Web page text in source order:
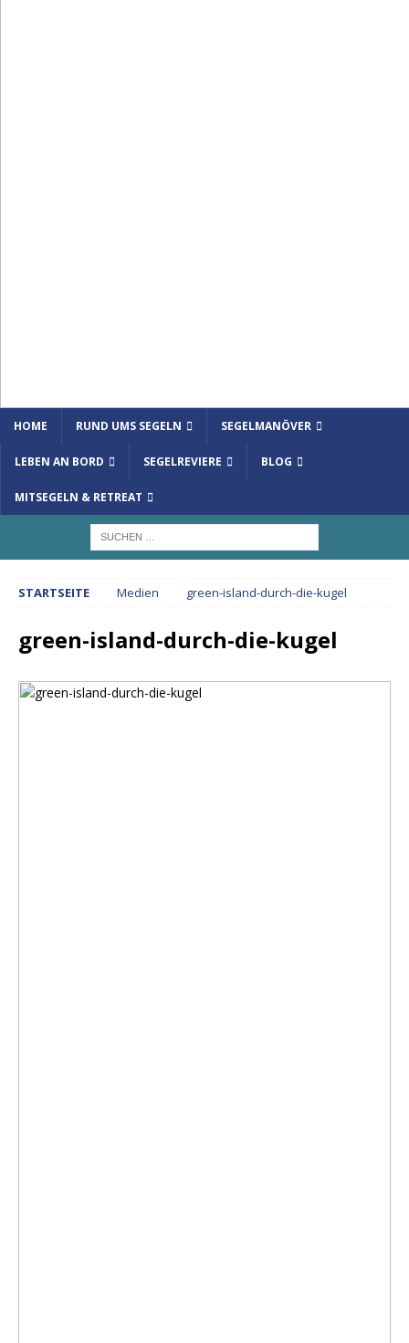
HOME RUND UMS SEGELN SEGELMANÖVER
LEBEN AN BORD SEGELREVIERE BLOG
MITSEGELN & RETREAT
STARTSEITE Medien green-island-durch-die-kugel
green-island-durch-die-kugel